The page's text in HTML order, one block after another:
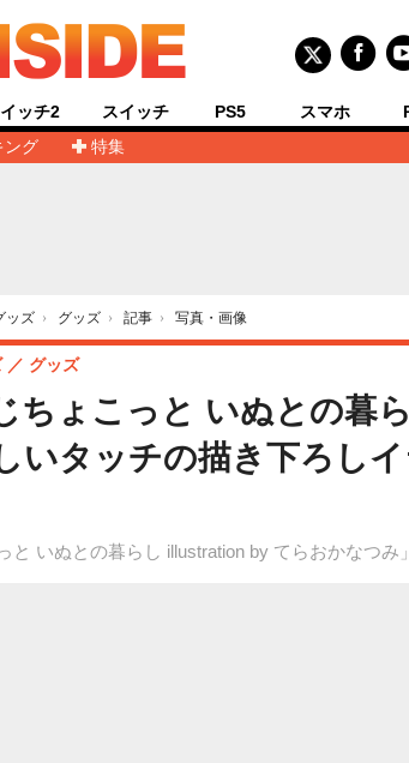
ング
特集
ッチ2 スイッチ PS5 スマホ
ッズ › グッズ › 記事 › 写真・画像
ちょこっと いぬとの暮
いタッチの描き下ろし
と いぬとの暮らし illustration by てらおかなつみ
グッズ